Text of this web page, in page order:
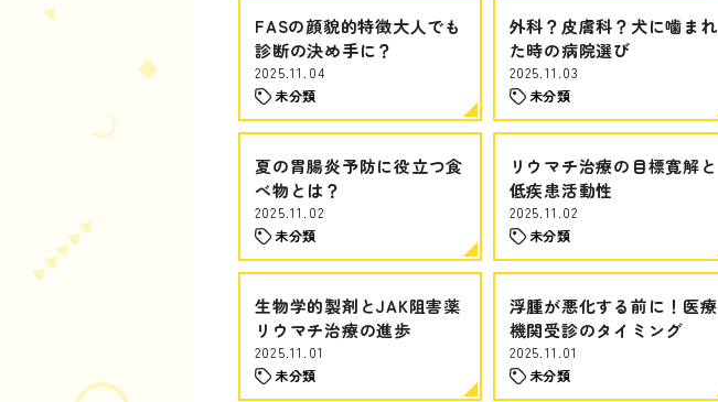
FASの顔貌的特徴大人でも
診断の決め手に？
2025.11.04
未分類
外科？皮膚科？犬に噛まれ
た時の病院選び
2025.11.03
未分類
夏の胃腸炎予防に役立つ食
べ物とは？
2025.11.02
未分類
リウマチ治療の目標寛解と
低疾患活動性
2025.11.02
未分類
生物学的製剤とJAK阻害薬
リウマチ治療の進歩
2025.11.01
未分類
浮腫が悪化する前に！医療
機関受診のタイミング
2025.11.01
未分類